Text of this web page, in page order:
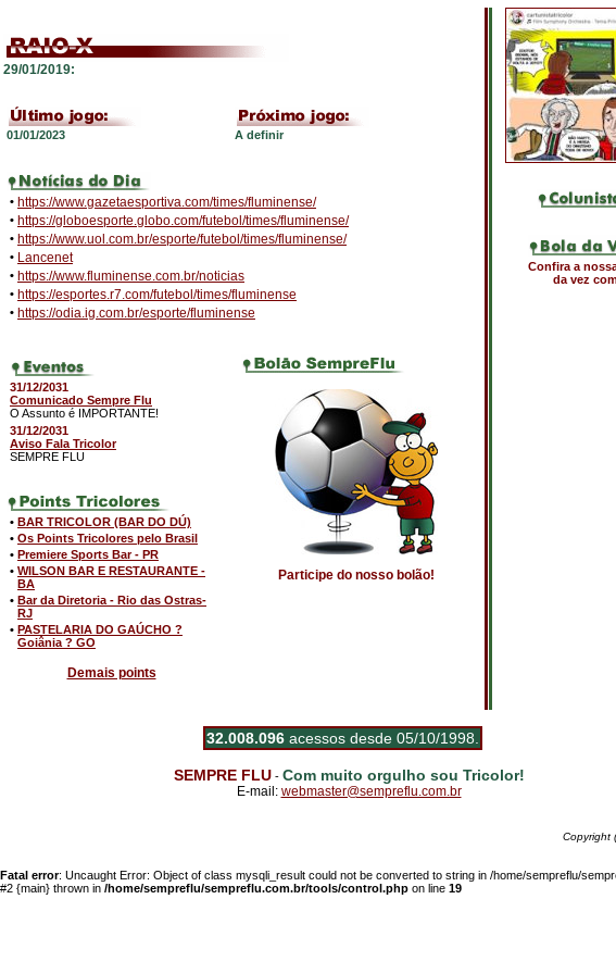
29/01/2019:
01/01/2023 A definir
• https://www.gazetaesportiva.com/times/fluminense/
• https://globoesporte.globo.com/futebol/times/fluminense/
• https://www.uol.com.br/esporte/futebol/times/fluminense/
• Lancenet
• https://www.fluminense.com.br/noticias
• https://esportes.r7.com/futebol/times/fluminense
• https://odia.ig.com.br/esporte/fluminense
31/12/2031
Comunicado Sempre Flu
O Assunto é IMPORTANTE!
31/12/2031
Aviso Fala Tricolor
SEMPRE FLU
• BAR TRICOLOR (BAR DO DÚ)
• Os Points Tricolores pelo Brasil
• Premiere Sports Bar - PR
• WILSON BAR E RESTAURANTE -
BA
• Bar da Diretoria - Rio das Ostras-
RJ
• PASTELARIA DO GAÚCHO ?
Goiânia ? GO
Demais points
Participe do nosso bolão!
Confira a
da vez
32.008.096 acessos desde 05/10/1998.
SEMPRE FLU- Com muito orgulho sou Tricolor!
E-mail: webmaster@sempreflu.com.br
Copyright
Fatal error: Uncaught Error: Object of class mysqli_result could not be converted to string in /home/sempreflu/
#2 {main} thrown in /home/sempreflu/sempreflu.com.br/tools/control.php on line 19